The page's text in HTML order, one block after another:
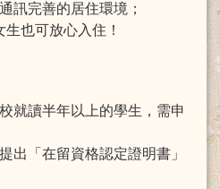
訊完善的居住環境；
也可放心入住！
就讀半年以上的學生，需申
出「在留資格認定證明書」